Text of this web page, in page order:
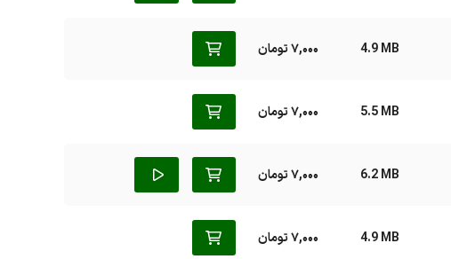
4.9 MB 7,000 تومان
5.5 MB 7,000 تومان
6.2 MB 7,000 تومان
4.9 MB 7,000 تومان